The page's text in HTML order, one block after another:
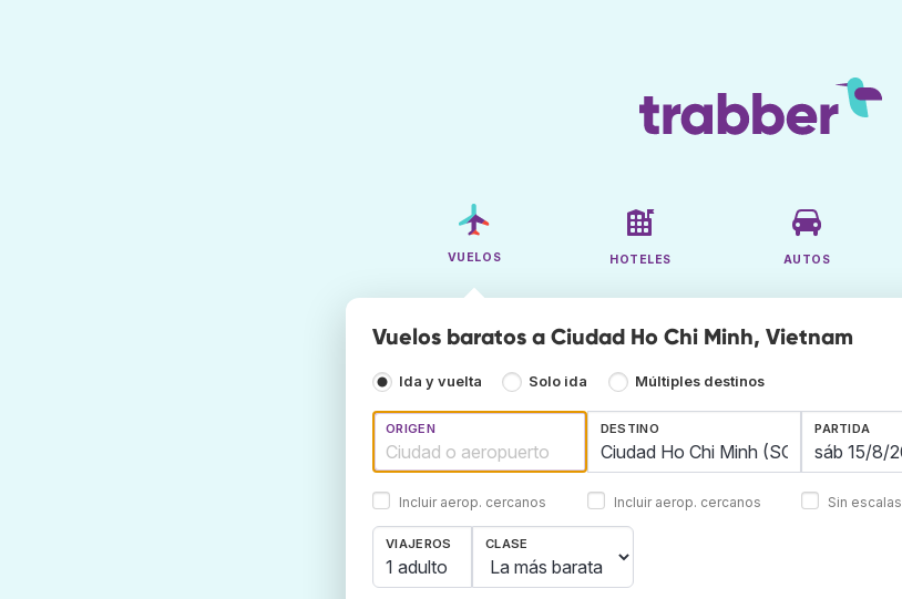
VUELOS HOTELES AUTOS
Vuelos baratos a Ciudad Ho Chi Minh, Vietnam
Ida y vuelta Solo ida Múltiples destinos
ORIGEN
Incluir aerop. cercanos
DESTINO
Incluir aerop. cercanos
PARTIDA
Sin escalas
VIAJEROS
1 adulto
CLASE